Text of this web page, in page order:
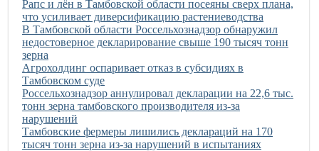
Иллюстрация новости
Рапс и лён в Тамбовской области посеяны сверх плана,
что усиливает диверсификацию растениеводства
Иллюстрация новости
В Тамбовской области Россельхознадзор обнаружил
недостоверное декларирование свыше 190 тысяч тонн
зерна
Иллюстрация новости
Агрохолдинг оспаривает отказ в субсидиях в
Тамбовском суде
Иллюстрация новости
Россельхознадзор аннулировал декларации на 22,6 тыс.
тонн зерна тамбовского производителя из-за
нарушений
Иллюстрация новости
Тамбовские фермеры лишились деклараций на 170
тысяч тонн зерна из-за нарушений в испытаниях